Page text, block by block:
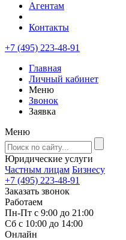
Агентам
Контакты
+7 (495) 223-48-91
Главная
Личный кабинет
Меню
Звонок
Заявка
Меню
Юридические услуги
Частным лицам Бизнесу
+7 (495) 223-48-91
Заказать звонок
Работаем
Пн-Пт с 9:00 до 21:00
Сб с 10:00 до 14:00
Онлайн